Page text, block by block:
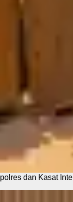
dan Kasat